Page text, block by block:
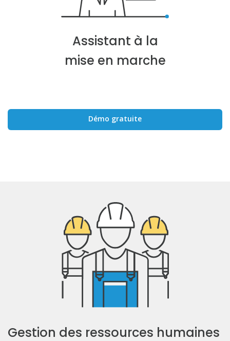
Assistant à la
mise en marche
Démo gratuite
Gestion des ressources humaines